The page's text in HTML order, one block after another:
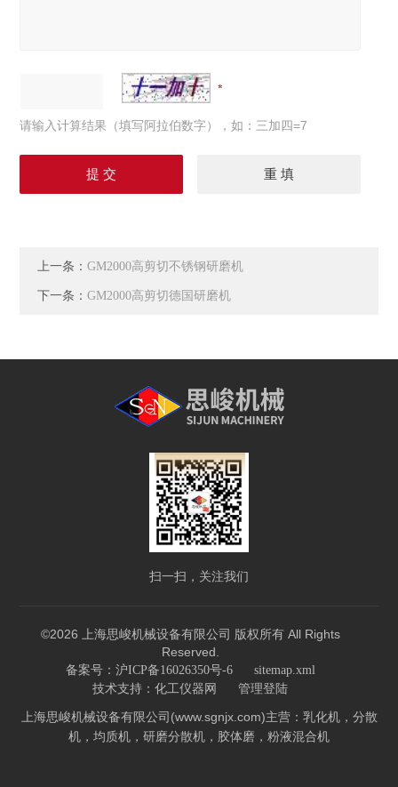
请输入计算结果（填写阿拉伯数字），如：三加四=7
上一条：GM2000高剪切不锈钢研磨机
下一条：GM2000高剪切德国研磨机
扫一扫，关注我们
©2026 上海思峻机械设备有限公司 版权所有 All Rights
Reserved.
备案号：沪ICP备16026350号-6 sitemap.xml
技术支持： 化工仪器网 管理登陆
上海思峻机械设备有限公司(www.sgnjx.com)主营：乳化机，分散
机，均质机，研磨分散机，胶体磨，粉液混合机